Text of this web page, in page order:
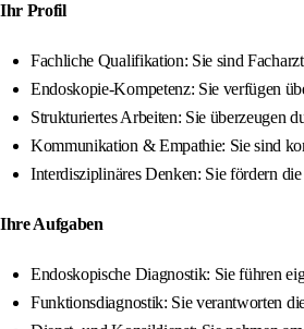
Ihr Profil
Fachliche Qualifikation: Sie sind
Endoskopie-Kompetenz: Sie verfügen
Strukturiertes Arbeiten: Sie überzeugen
Kommunikation & Empathie: Sie sind
Interdisziplinäres Denken: Sie fördern
Ihre Aufgaben
Endoskopische Diagnostik: Sie führen
Funktionsdiagnostik: Sie verantworten